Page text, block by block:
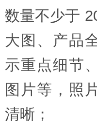
数量不少于
大图、产品
示重点细节
图片等，照
清晰；